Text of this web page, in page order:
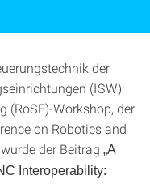
der
(ISW):
(RoSE)-Workshop, der
on Robotics and
der Beitrag „A
Interoperability: